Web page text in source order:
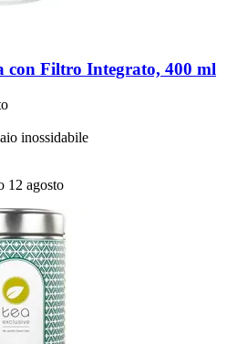
con Filtro Integrato, 400 ml
inossidabile
12 agosto